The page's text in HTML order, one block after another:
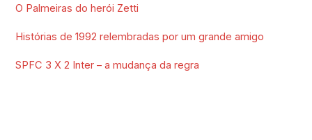
O Palmeiras do herói Zetti
Histórias de 1992 relembradas por um grande amigo
SPFC 3 X 2 Inter – a mudança da regra